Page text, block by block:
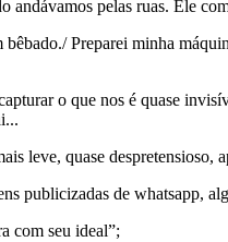
andávamos pelas ruas. Ele
Preparei minha
o que nos é quase
leve, quase despretensioso,
publicizadas de whatsapp,
com seu ideal”;